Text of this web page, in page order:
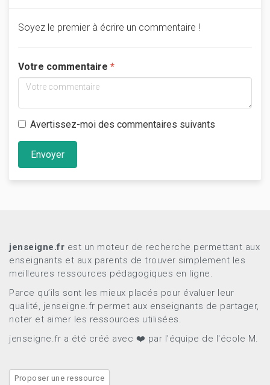
Soyez le premier à écrire un commentaire !
Votre commentaire
Avertissez-moi des commentaires suivants
Envoyer
jenseigne.fr est un moteur de recherche permettant aux
enseignants et aux parents de trouver simplement les
meilleures ressources pédagogiques en ligne.
Parce qu’ils sont les mieux placés pour évaluer leur
qualité, jenseigne.fr permet aux enseignants de partager,
noter et aimer les ressources utilisées.
jenseigne.fr a été créé avec ❤️ par l'équipe de l'école M.
Proposer une ressource